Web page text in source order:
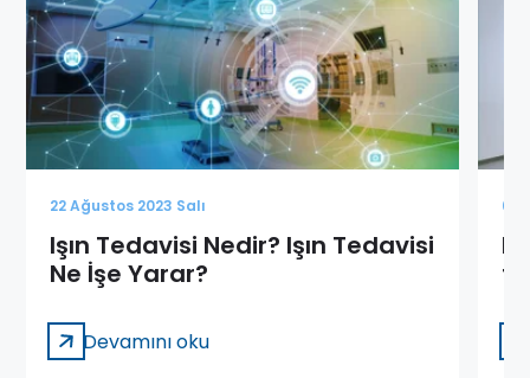
22 Ağustos 2023 Salı
Işın Tedavisi Nedir? Işın Tedavisi
Ne İşe Yarar?
Devamını oku
6